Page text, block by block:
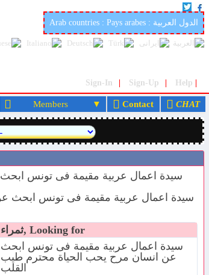
Arab countries : Pays arabes : الدول العربية
Sign-In Sign-Up Help
Members Contact CHAT
ثمراء, Looking for
سيدة اعمال عربية مقيمة فى تونس ابحث
عن انسان مرح يحب الحياة محترم طيب
القلب